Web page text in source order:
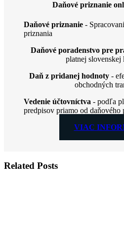
Daňové priznanie
Daňové priznanie -
priznania
Daňové poradenstvo pre
platnej slovenskej
Daň z pridanej hodnoty-
obchodných
Vedenie účtovníctva - podľa
predpisov priamo od daňového
VIAC
Related Posts